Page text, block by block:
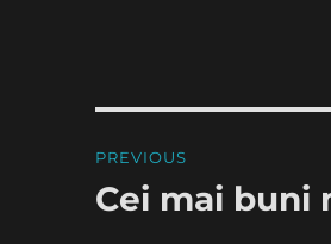
navigation
PREVIOUS
Previous
Cei mai buni